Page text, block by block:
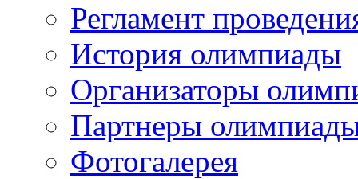
Регламент
История олимпиады
Организаторы
Партнеры
Фотогалерея